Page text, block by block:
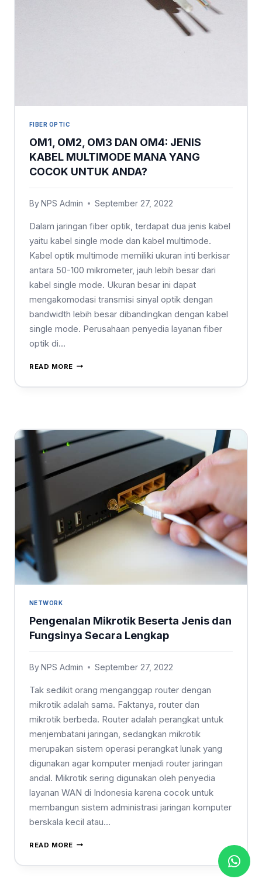
FIBER OPTIC
OM1, OM2, OM3 DAN OM4: JENIS
KABEL MULTIMODE MANA YANG
COCOK UNTUK ANDA?
ByNPS Admin September 27, 2022
Dalam jaringan fiber optik, terdapat dua jenis kabel
yaitu kabel single mode dan kabel multimode.
Kabel optik multimode memiliki ukuran inti berkisar
antara 50-100 mikrometer, jauh lebih besar dari
kabel single mode. Ukuran besar ini dapat
mengakomodasi transmisi sinyal optik dengan
bandwidth lebih besar dibandingkan dengan kabel
single mode. Perusahaan penyedia layanan fiber
optik di…
READ MORE
NETWORK
Pengenalan Mikrotik Beserta Jenis dan
Fungsinya Secara Lengkap
ByNPS Admin September 27, 2022
Tak sedikit orang menganggap router dengan
mikrotik adalah sama. Faktanya, router dan
mikrotik berbeda. Router adalah perangkat untuk
menjembatani jaringan, sedangkan mikrotik
merupakan sistem operasi perangkat lunak yang
digunakan agar komputer menjadi router jaringan
andal. Mikrotik sering digunakan oleh penyedia
layanan WAN di Indonesia karena cocok untuk
membangun sistem administrasi jaringan komputer
berskala kecil atau…
READ MORE